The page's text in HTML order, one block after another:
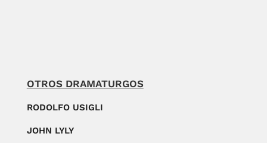
OTROS DRAMATURGOS
RODOLFO USIGLI
JOHN LYLY